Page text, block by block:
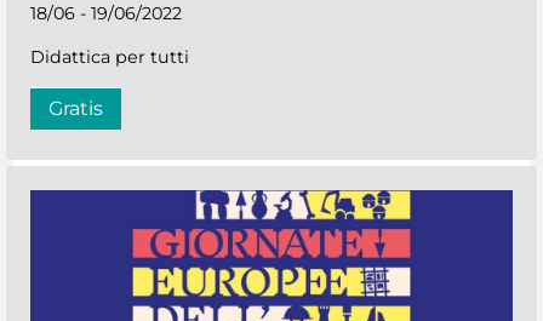
18/06 - 19/06/2022
Didattica per tutti
Gratis